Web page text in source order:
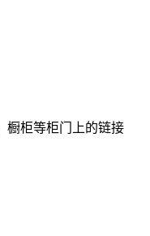
橱柜等柜门上的链接